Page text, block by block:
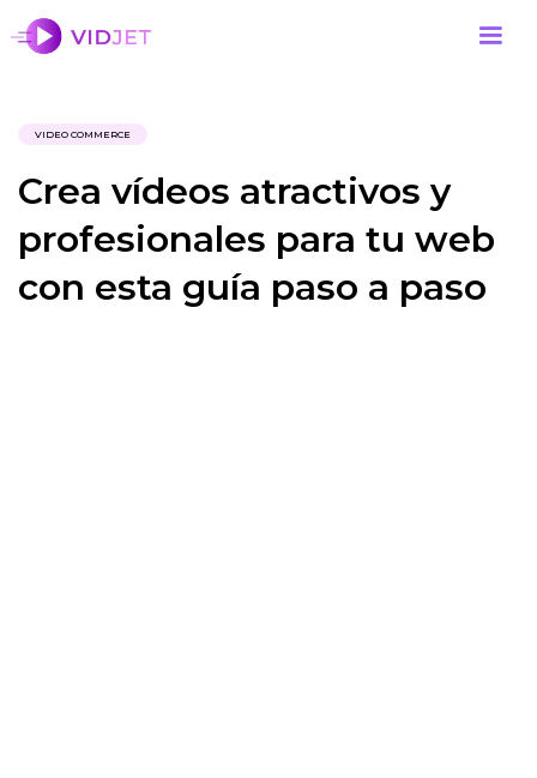
VIDEO COMMERCE
Crea vídeos atractivos y
profesionales para tu web
con esta guía paso a paso